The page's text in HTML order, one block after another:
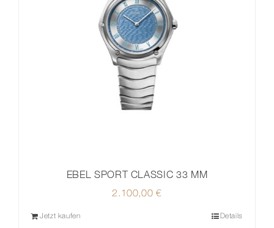
EBEL SPORT CLASSIC 33 MM
2.100,00€
Jetzt kaufen Details